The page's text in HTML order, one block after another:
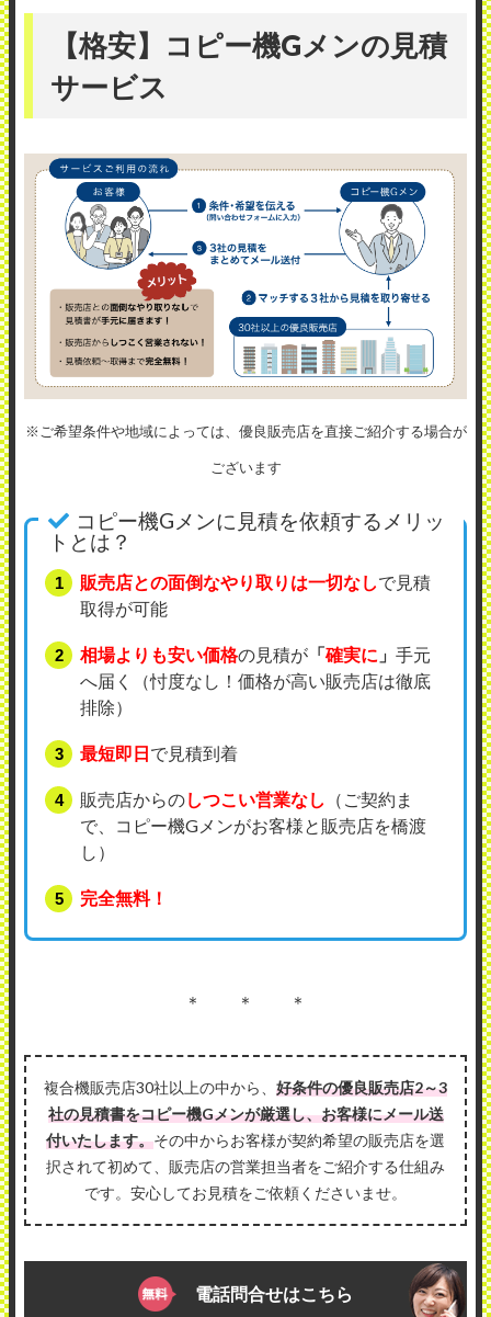
【格安】コピー機Gメンの見積
サービス
※ご希望条件や地域によっては、優良販売店を直接ご紹介する場合が
ございます
コピー機Gメンに見積を依頼するメリッ
トとは？
販売店との面倒なやり取りは一切なしで見積
取得が可能
相場よりも安い価格の見積が 「確実に 」 手元
へ届く（忖度なし！価格が高い販売店は徹底
排除）
最短即日で見積到着
販売店からのしつこい営業なし
（ご契約ま
で、コピー機Gメンがお客様と販売店を橋渡
し）
完全無料！
＊ ＊ ＊
複合機販売店30社以上の中から、 好条件の優良販売店2～3
社の見積書をコピー機Gメンが厳選し、お客様にメール送
付いたします。その中からお客様が契約希望の販売店を選
択されて初めて、販売店の営業担当者をご紹介する仕組み
です。安心してお見積をご依頼くださいませ。
電話問合せはこちら